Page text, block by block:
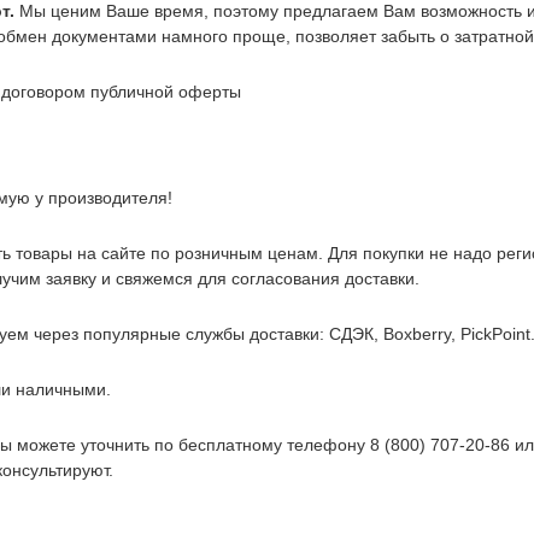
Мы ценим Ваше время, поэтому предлагаем Вам возможность
документами намного проще, позволяет забыть о
публичной оферты
у производителя!
товары на сайте по розничным ценам.
Для покупки не надо
заявку и свяжемся для согласования доставки.
через популярные службы доставки: СДЭК, Boxberry,
наличными.
уточнить по бесплатному телефону 8 (800) 707-20-86